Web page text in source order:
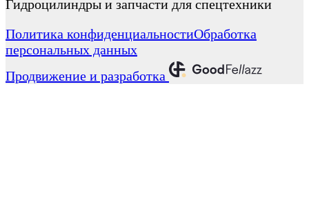
Гидроцилиндры и запчасти для спецтехники
Политика конфиденциальностиОбработка
персональных данных
Продвижение и разработка